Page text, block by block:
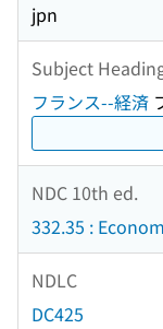
jpn
Subject
フランス--経済
NDC 10th ed.
332.35 :
NDLC
DC425